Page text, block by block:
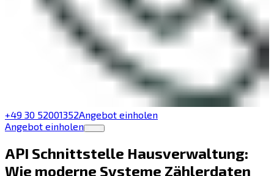
+49 30 52001352Angebot einholen
Angebot einholen
API Schnittstelle Hausverwaltung:
Wie moderne Systeme Zählerdaten